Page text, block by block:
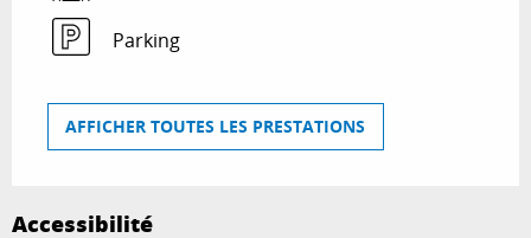
Parking
AFFICHER TOUTES LES PRESTATIONS
Accessibilité